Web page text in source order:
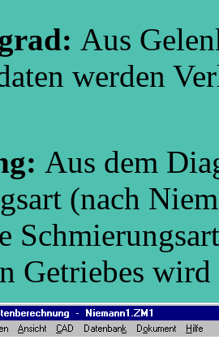
Aus
werden
Aus dem
(nach
Getriebes